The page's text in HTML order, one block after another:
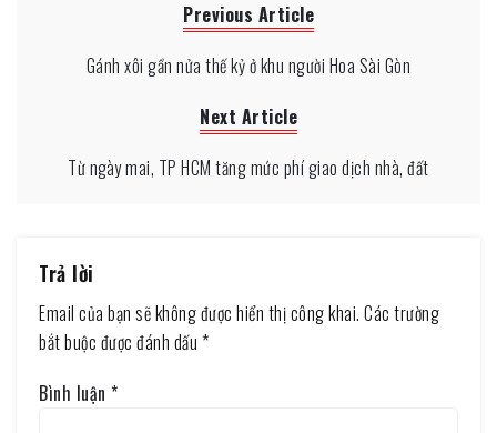
Previous Article
Gánh xôi gần nửa thế kỷ ở khu người Hoa Sài Gòn
Next Article
Từ ngày mai, TP HCM tăng mức phí giao dịch nhà, đất
Trả lời
Email của bạn sẽ không được hiển thị công khai. Các trường
bắt buộc được đánh dấu *
Bình luận *